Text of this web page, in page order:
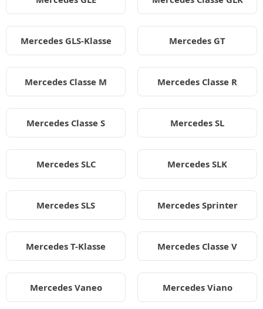
Mercedes GLS-Klasse Mercedes GT
Mercedes Classe M Mercedes Classe R
Mercedes Classe S Mercedes SL
Mercedes SLC Mercedes SLK
Mercedes SLS Mercedes Sprinter
Mercedes T-Klasse Mercedes Classe V
Mercedes Vaneo Mercedes Viano